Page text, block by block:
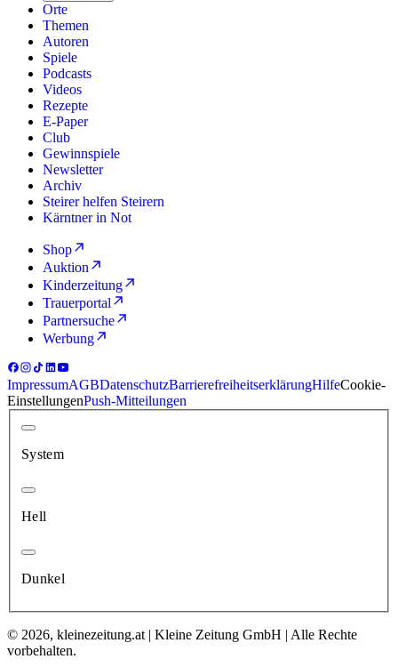
Orte
Themen
Autoren
Spiele
Podcasts
Videos
Rezepte
E-Paper
Club
Gewinnspiele
Newsletter
Archiv
Steirer helfen Steirern
Kärntner in Not
Shop
Auktion
Kinderzeitung
Trauerportal
Partnersuche
Werbung
ImpressumAGBDatenschutzBarrierefreiheitserklärungHilfeCookie-
EinstellungenPush-Mitteilungen
System
Hell
Dunkel
© 2026, kleinezeitung.at | Kleine Zeitung GmbH | Alle Rechte
vorbehalten.